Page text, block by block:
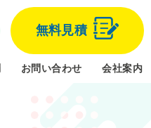
無料見積
お問い合わせ 会社案内